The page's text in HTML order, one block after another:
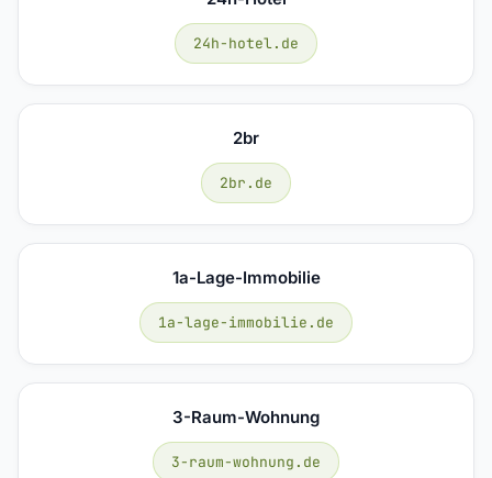
24h-hotel.de
2br
2br.de
1a-Lage-Immobilie
1a-lage-immobilie.de
3-Raum-Wohnung
3-raum-wohnung.de